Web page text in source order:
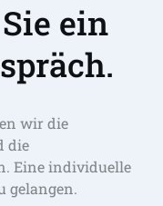
ein
wir die
die
Eine individuelle
gelangen.